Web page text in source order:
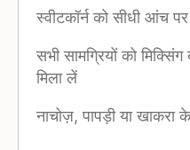
स्वीटकॉर्न को सीधी आंच
सभी सामग्रियों को
मिला लें
नाचोज़, पापड़ी या खाकरा